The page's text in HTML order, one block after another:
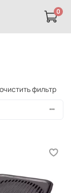
0
очистить фильтр